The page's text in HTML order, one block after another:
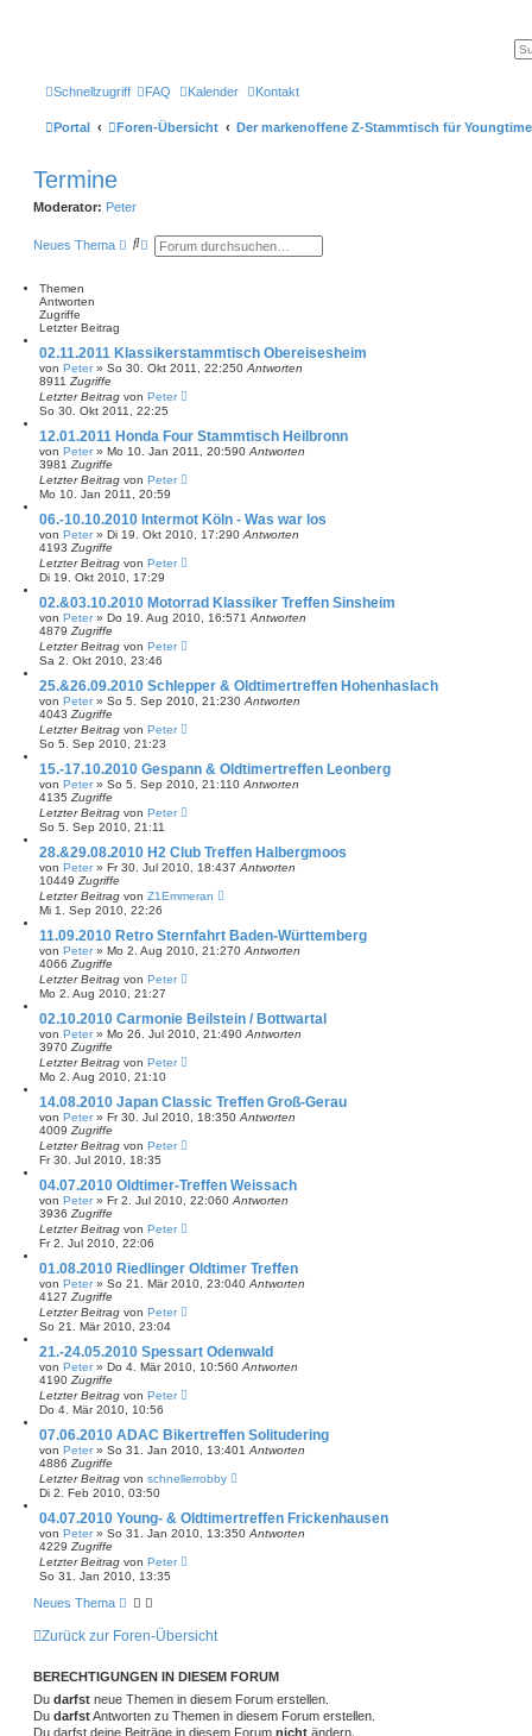
Schnellzugriff FAQ Kalender Kontakt
Portal Foren-Übersicht Der markenoffene Z-Stammtisch für
Termine
Moderator: Peter
Neues Thema
S E
t
e
u
c
e
Themen
Antworten
Zugriffe
Letzter Beitrag
02.11.2011 Klassikerstammtisch Obereisesheim
von Peter» So 30. Okt 2011, 22:250 Antworten
8911 Zugriffe
Letzter Beitrag von Peter
So 30. Okt 2011, 22:25
12.01.2011 Honda Four Stammtisch Heilbronn
von Peter» Mo 10. Jan 2011, 20:590 Antworten
3981 Zugriffe
Letzter Beitrag von Peter
Mo 10. Jan 2011, 20:59
06.-10.10.2010 Intermot Köln - Was war los
von Peter» Di 19. Okt 2010, 17:290 Antworten
4193 Zugriffe
Letzter Beitrag von Peter
Di 19. Okt 2010, 17:29
02.&03.10.2010 Motorrad Klassiker Treffen Sinsheim
von Peter» Do 19. Aug 2010, 16:571 Antworten
4879 Zugriffe
Letzter Beitrag von Peter
Sa 2. Okt 2010, 23:46
25.&26.09.2010 Schlepper & Oldtimertreffen Hohenhaslach
von Peter» So 5. Sep 2010, 21:230 Antworten
4043 Zugriffe
Letzter Beitrag von Peter
So 5. Sep 2010, 21:23
15.-17.10.2010 Gespann & Oldtimertreffen Leonberg
von Peter» So 5. Sep 2010, 21:110 Antworten
4135 Zugriffe
Letzter Beitrag von Peter
So 5. Sep 2010, 21:11
28.&29.08.2010 H2 Club Treffen Halbergmoos
von Peter» Fr 30. Jul 2010, 18:437 Antworten
10449 Zugriffe
Letzter Beitrag von Z1Emmeran
Mi 1. Sep 2010, 22:26
11.09.2010 Retro Sternfahrt Baden-Württemberg
von Peter» Mo 2. Aug 2010, 21:270 Antworten
4066 Zugriffe
Letzter Beitrag von Peter
Mo 2. Aug 2010, 21:27
02.10.2010 Carmonie Beilstein / Bottwartal
von Peter» Mo 26. Jul 2010, 21:490 Antworten
3970 Zugriffe
Letzter Beitrag von Peter
Mo 2. Aug 2010, 21:10
14.08.2010 Japan Classic Treffen Groß-Gerau
von Peter» Fr 30. Jul 2010, 18:350 Antworten
4009 Zugriffe
Letzter Beitrag von Peter
Fr 30. Jul 2010, 18:35
04.07.2010 Oldtimer-Treffen Weissach
von Peter» Fr 2. Jul 2010, 22:060 Antworten
3936 Zugriffe
Letzter Beitrag von Peter
Fr 2. Jul 2010, 22:06
01.08.2010 Riedlinger Oldtimer Treffen
von Peter» So 21. Mär 2010, 23:040 Antworten
4127 Zugriffe
Letzter Beitrag von Peter
So 21. Mär 2010, 23:04
21.-24.05.2010 Spessart Odenwald
von Peter» Do 4. Mär 2010, 10:560 Antworten
4190 Zugriffe
Letzter Beitrag von Peter
Do 4. Mär 2010, 10:56
07.06.2010 ADAC Bikertreffen Solitudering
von Peter» So 31. Jan 2010, 13:401 Antworten
4886 Zugriffe
Letzter Beitrag von schnellerrobby
Di 2. Feb 2010, 03:50
04.07.2010 Young- & Oldtimertreffen Frickenhausen
von Peter» So 31. Jan 2010, 13:350 Antworten
4229 Zugriffe
Letzter Beitrag von Peter
So 31. Jan 2010, 13:35
Neues Thema
Zurück zur Foren-Übersicht
BERECHTIGUNGEN IN DIESEM FORUM
Du darfst neue Themen in diesem Forum erstellen.
Du darfstAntworten zu Themen in diesem Forum erstellen.
Du darfst deine Beiträge in diesem Forum nicht ändern.